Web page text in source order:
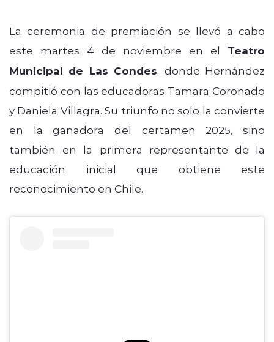
La ceremonia de premiación se llevó a cabo
este martes 4 de noviembre en el Teatro
Municipal de Las Condes, donde Hernández
compitió con las educadoras Tamara Coronado
y Daniela Villagra. Su triunfo no solo la convierte
en la ganadora del certamen 2025, sino
también en la primera representante de la
educación inicial que obtiene este
reconocimiento en Chile.